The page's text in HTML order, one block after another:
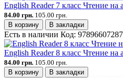
English Reader 7 класс Чтение на
84.00 грн. 105.00 грн.
В корзину
В закладки
Есть в наличии Код:
English Reader 8 класс Чтение на
84.00 грн. 105.00 грн.
В корзину
В закладки